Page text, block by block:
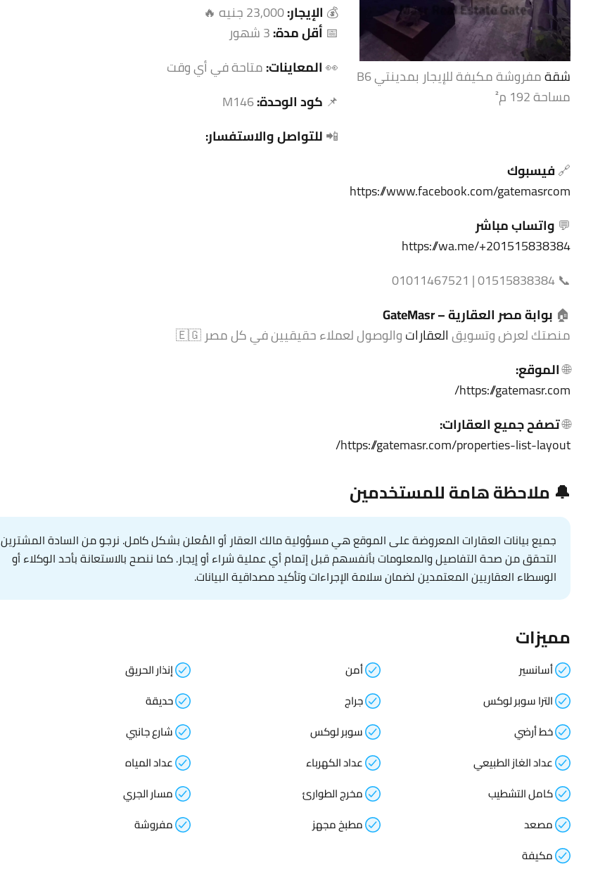
شقة
مفروشة مكيفة للإيجار بمدينتي B6
مساحة 192 م²
💰 الإيجار:
📅 أقل مدة:
👀المعاينات:متاحة في أي وقت
📌 كود الوحدة:
📲للتواصل والاستفسار:
🔗فيسبوك
https://www.facebook.com/gatemasrcom
💬 واتساب مباشر
https://wa.me/+201515838384
📞 01515838384 | 01011467521
🏠 بوابة مصر العقارية –GateMasr
منصتك لعرض وتسويقالعقاراتوالوصول لعملاء حقيقيين في كل مصر 🇪🇬
🌐الموقع:
https://gatemasr.com/
🌐تصفح جميع العقارات:
https://gatemasr.com/properties-list-layout/
🔔 ملاحظة هامة للمستخدمين
جميع بيانات العقارات المعروضة على الموقع هي مسؤولية مالك العقار أو المُعلن بشكل كامل. نرجو من السادة المشترين
التحقق من صحة التفاصيل والمعلومات بأنفسهم قبل إتمام أي عملية شراء أو إيجار. كما ننصح بالاستعانة بأحد الوكلاء أو
الوسطاء العقاريين المعتمدين لضمان سلامة الإجراءات وتأكيد مصداقية البيانات.
مميزات
أسانسير أمن
إنذار الحريق
الترا سوبر لوكس
جراج
حديقة
خط أرضي
سوبر لوكس
شارع جانبي
عداد الغاز الطبيعي
عداد الكهرباء
عداد المياه
كامل التشطيب
مخرج الطوارئ
مسار الجري
مصعد
مطبخ مجهز
مفروشة
مكيفة